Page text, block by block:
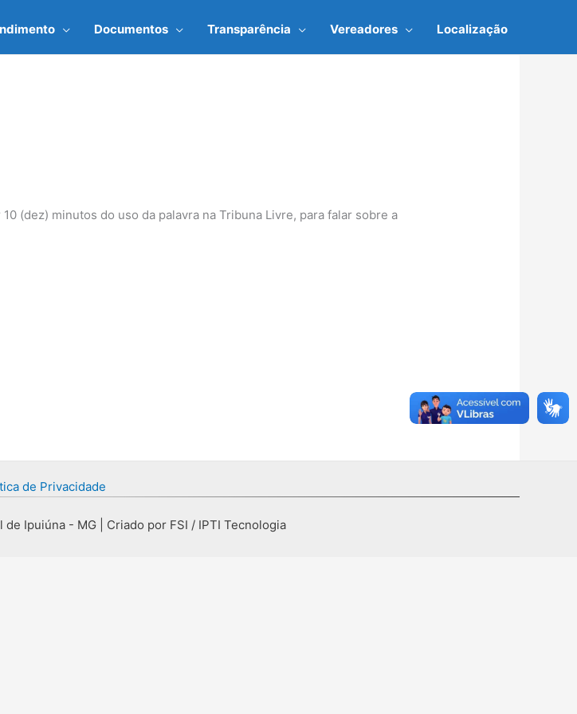
Documentos Transparência Vereadores Localização
(dez) minutos do uso da palavra na Tribuna Livre, para falar sobre a
de Privacidade
Ipuiúna - MG | Criado por FSI / IPTI Tecnologia